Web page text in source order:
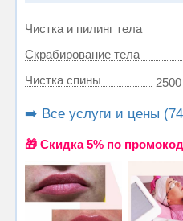
Чистка и пилинг тела
Скрабирование тела
Чистка спины
➡️ Все услуги и цены
🎁 Cкидка 5% по